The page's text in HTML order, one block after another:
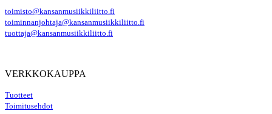
toimisto@kansanmusiikkiliitto.fi
toiminnanjohtaja@kansanmusiikkiliitto.fi
tuottaja@kansanmusiikkiliitto.fi
VERKKOKAUPPA
Tuotteet
Toimitusehdot